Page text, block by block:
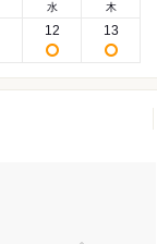
水
12
木
13